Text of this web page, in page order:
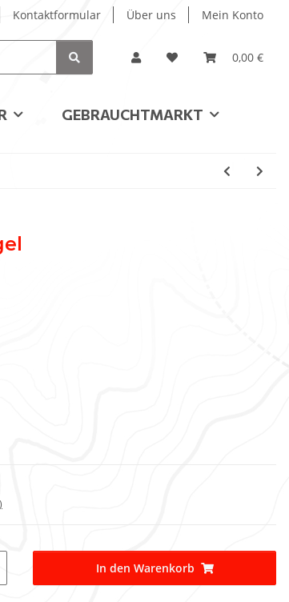
Kontaktformular Über uns Mein Konto
0,00 €
GEBRAUCHTMARKT
In den Warenkorb